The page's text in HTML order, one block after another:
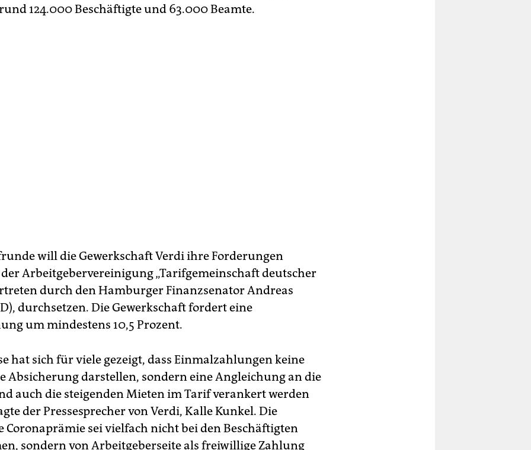
124.000 Beschäftigte und 63.000 Beamte.
will die Gewerkschaft Verdi ihre Forderungen
Arbeitgebervereinigung „Tarifgemeinschaft deutscher
durch den Hamburger Finanzsenator Andreas
durchsetzen. Die Gewerkschaft fordert eine
um mindestens 10,5 Prozent.
hat sich für viele gezeigt, dass Einmalzahlungen keine
Absicherung darstellen, sondern eine Angleichung an die
auch die steigenden Mieten im Tarif verankert werden
der Pressesprecher von Verdi, Kalle Kunkel. Die
Coronaprämie sei vielfach nicht bei den Beschäftigten
sondern von Arbeitgeberseite als freiwillige Zahlung